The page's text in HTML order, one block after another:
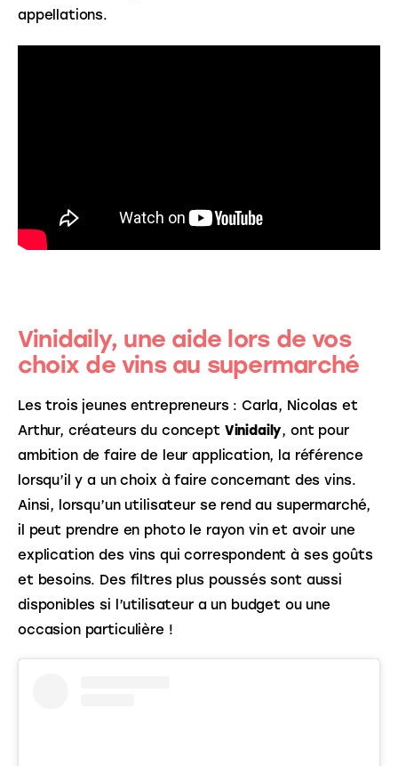
appellations.
Vinidaily, une aide lors de vos
choix de vins au supermarché
Les trois jeunes entrepreneurs : Carla, Nicolas et
Arthur, créateurs du concept Vinidaily, ont pour
ambition de faire de leur application, la référence
lorsqu’il y a un choix à faire concernant des vins.
Ainsi, lorsqu’un utilisateur se rend au supermarché,
il peut prendre en photo le rayon vin et avoir une
explication des vins qui correspondent à ses goûts
et besoins. Des filtres plus poussés sont aussi
disponibles si l’utilisateur a un budget ou une
occasion particulière !